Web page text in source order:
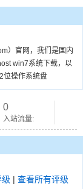
）官网，我们是国内
win7系统下载，以
位操作系统盘
0
入站流量:
| 查看所有评级